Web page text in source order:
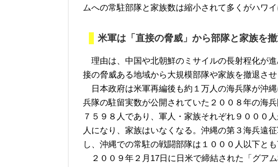
ムへの常駐部隊と家族数は縮小されて多くがハワイ
米軍は「直接の脅威」から部隊と家族を
理由は、中国や北朝鮮のミサイルの長射程化が
接の脅威ある地域から大規模部隊や家族を撤退させ
日本政府は米軍再編後も約１万人の海兵隊が沖
兵隊の駐留実数が公開されていた２００８年の海
７５９８人であり、軍人・家族それぞれ９０００
人になり、家族はいなくなる。沖縄の第３海兵遠
し、沖縄での常駐の戦闘部隊は１０００人以下とも
２００９年２月17日に日米で締結された「グア